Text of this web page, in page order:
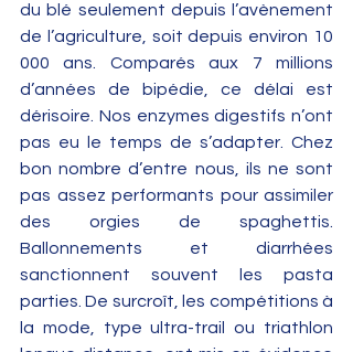
du blé seulement depuis l’avènement
de l’agriculture, soit depuis environ 10
000 ans. Comparés aux 7 millions
d’années de bipédie, ce délai est
dérisoire. Nos enzymes digestifs n’ont
pas eu le temps de s’adapter. Chez
bon nombre d’entre nous, ils ne sont
pas assez performants pour assimiler
des orgies de spaghettis.
Ballonnements et diarrhées
sanctionnent souvent les pasta
parties. De surcroît, les compétitions à
la mode, type ultra-trail ou triathlon